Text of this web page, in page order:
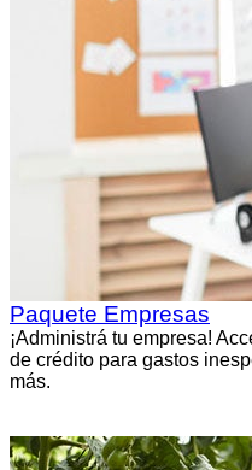
Paquete Empresas
¡Administrá tu empresa!
de crédito para gastos
más.